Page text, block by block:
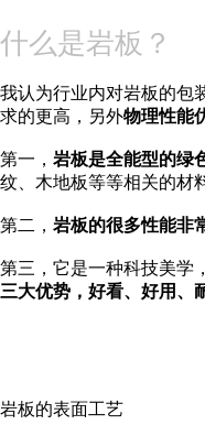
什么是岩板？
我认为行业内对岩板的包
求的更高，另外物理性能
第一， 岩板是全能型的绿
纹、木地板等等相关的材
第二， 岩板的很多性能非
第三，它是一种科技美学
三大优势，好看、好用、
岩板的表面工艺